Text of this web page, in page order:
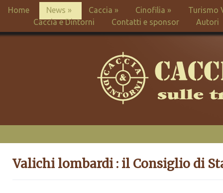
Home News » Caccia » Cinofilia »
Turismo
Caccia e Dintorni
Contatti e sponsor Autori
Valichi lombardi : il Consiglio di